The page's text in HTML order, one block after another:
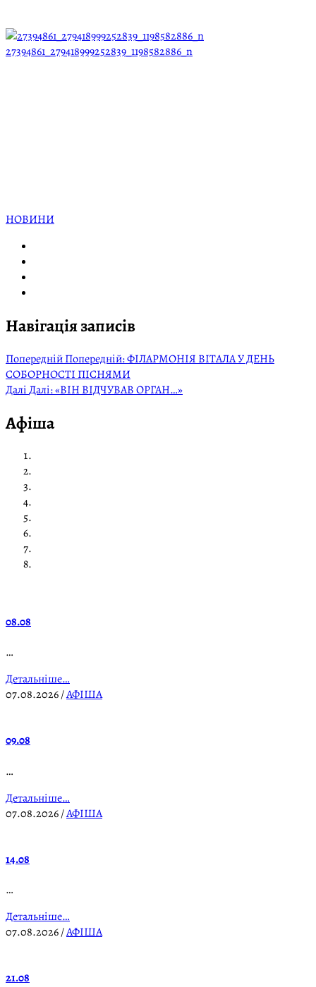
27394861_279418999252839_1198582886_n
НОВИНИ
Навігація записів
ПопереднійПопередній:ФІЛАРМОНІЯ ВІТАЛА У ДЕНЬ
СОБОРНОСТІ ПІСНЯМИ
ДаліДалі:«ВІН ВІДЧУВАВ ОРГАН…»
Афіша
08.08
…
Детальніше…
07.08.2026/АФІША
09.08
…
Детальніше…
07.08.2026/АФІША
14.08
…
Детальніше…
07.08.2026/АФІША
21.08